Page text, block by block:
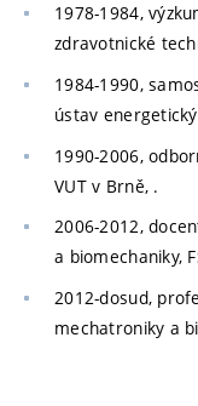
1978-1984,
zdravotnické
1984-1990,
ústav
1990-2006,
VUT v Brně, .
2006-2012,
a biomechaniky,
2012-dosud,
mechatroniky a